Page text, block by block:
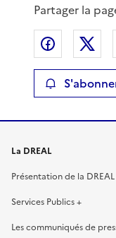
Partager la
Partager
La DREAL
Présentation de la
Services Publics +
Les communiqués de